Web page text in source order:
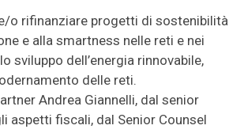
o rifinanziare progetti di sostenibilità
e alla smartness nelle reti e nei
sviluppo dell’energia rinnovabile,
delle reti.
Andrea Giannelli, dal senior
aspetti fiscali, dal Senior Counsel